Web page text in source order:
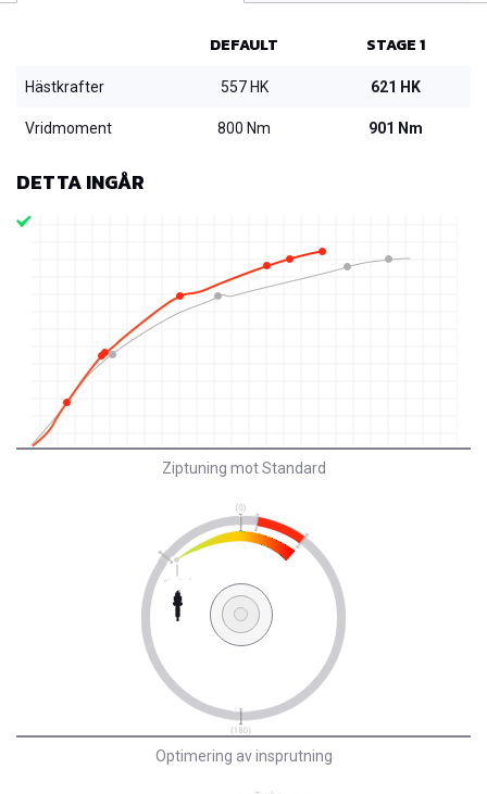
DEFAULT STAGE 1
Hästkrafter 557 HK 621 HK
Vridmoment 800 Nm 901 Nm
DETTA INGÅR
Ziptuning mot Standard
Optimering av insprutning